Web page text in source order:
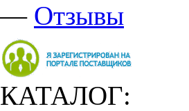
— Отзывы
КАТАЛОГ: